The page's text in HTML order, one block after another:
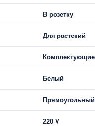
В розетку
Для растений
Комплектующие
Белый
Прямоугольный
220 V